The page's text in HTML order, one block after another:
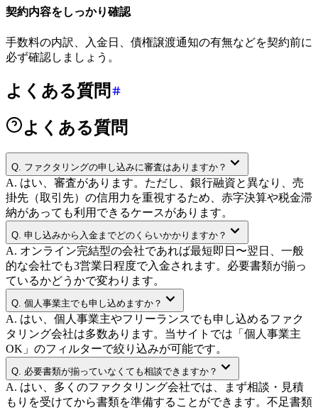
契約内容をしっかり確認
手数料の内訳、入金日、債権譲渡通知の有無などを契約前に
必ず確認しましょう。
よくある質問
よくある質問
Q. ファクタリングの申し込みに審査はありますか？
A. はい、審査があります。ただし、銀行融資と異なり、売
掛先（取引先）の信用力を重視するため、赤字決算や税金滞
納があっても利用できるケースがあります。
Q. 申し込みから入金までどのくらいかかりますか？
A. オンライン完結型の会社であれば最短即日〜翌日、一般
的な会社でも3営業日程度で入金されます。必要書類が揃っ
ているかどうかで変わります。
Q. 個人事業主でも申し込めますか？
A. はい、個人事業主やフリーランスでも申し込めるファク
タリング会社は多数あります。当サイトでは「個人事業主
OK」のフィルターで絞り込みが可能です。
Q. 必要書類が揃っていなくても相談できますか？
A. はい、多くのファクタリング会社では、まず相談・見積
もりを受けてから書類を準備することができます。不足書類